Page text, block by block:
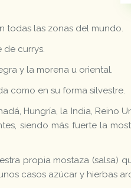
todas las zonas del mundo.
de currys.
y la morena u oriental.
como en su forma silvestre.
Hungría, la India, Reino
siendo más fuerte la
propia mostaza (salsa)
casos azúcar y hierbas